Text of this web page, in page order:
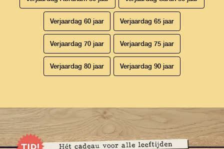
Verjaardag 60 jaar Verjaardag 65 jaar
Verjaardag 70 jaar Verjaardag 75 jaar
Verjaardag 80 jaar Verjaardag 90 jaar